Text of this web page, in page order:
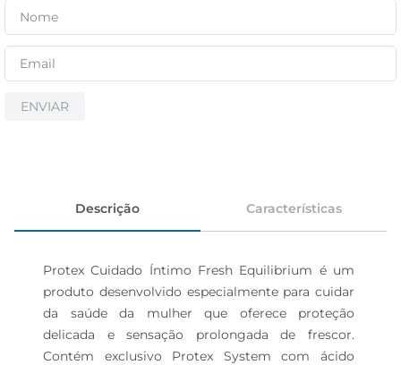
ENVIAR
Descrição Características
Protex Cuidado Íntimo Fresh Equilibrium é um
produto desenvolvido especialmente para cuidar
da saúde da mulher que oferece proteção
delicada e sensação prolongada de frescor.
Contém exclusivo Protex System com ácido